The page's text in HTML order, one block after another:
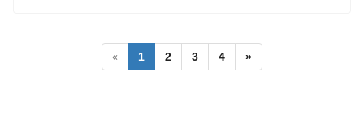
« 1 2 3 4 »